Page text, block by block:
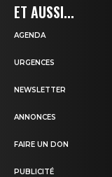
ET AUSSI...
AGENDA
URGENCES
NEWSLETTER
ANNONCES
FAIRE UN DON
PUBLICITÉ